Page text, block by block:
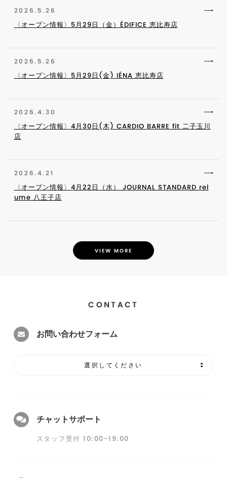
2026.5.26
〈オープン情報〉5月29日（金）ÉDIFICE 恵比寿店
2026.5.26
〈オープン情報〉5月29日(金) IÉNA 恵比寿店
2026.4.30
〈オープン情報〉4月30日(木) CARDIO BARRE fit 二子玉川
店
2026.4.21
〈オープン情報〉4月22日（水） JOURNAL STANDARD rel
ume 八王子店
VIEW MORE
CONTACT
お問い合わせフォーム
選択してください
チャットサポート
スタッフ受付 10:00-19:00